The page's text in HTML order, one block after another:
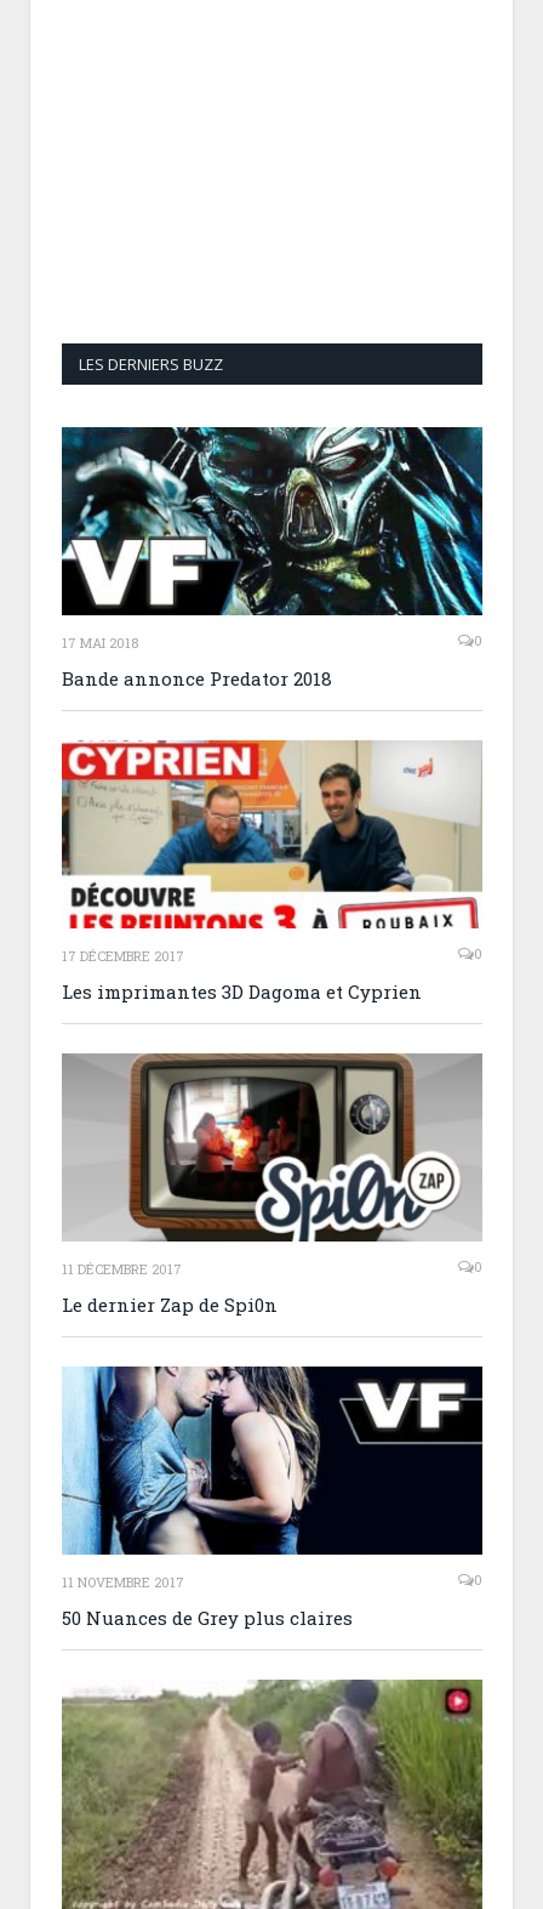
LES DERNIERS BUZZ
17 MAI 2018 0
Bande annonce Predator 2018
17 DÉCEMBRE 2017 0
Les imprimantes 3D Dagoma et Cyprien
11 DÉCEMBRE 2017 0
Le dernier Zap de Spi0n
11 NOVEMBRE 2017 0
50 Nuances de Grey plus claires